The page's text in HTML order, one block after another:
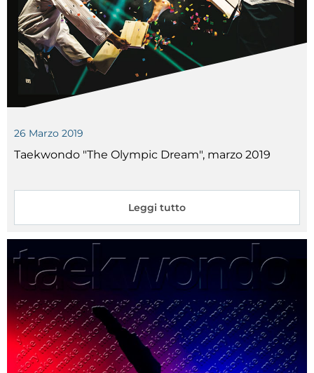
26 Marzo 2019
Taekwondo "The Olympic Dream", marzo 2019
Leggi tutto